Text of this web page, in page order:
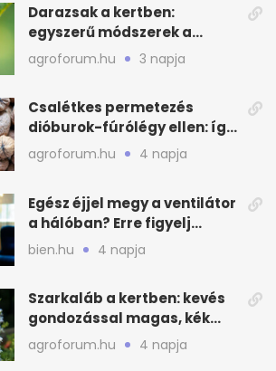
Darazsak a kertben:
egyszerű módszerek a
távoltartásukra nyáron
agroforum.hu 3 napja
Csalétkes permetezés
dióburok-fúrólégy ellen: így
csináld a kertben
agroforum.hu 4 napja
Egész éjjel megy a ventilátor
a hálóban? Erre figyelj
alvásnál nyáron
bien.hu 4 napja
Szarkaláb a kertben: kevés
gondozással magas, kék
virágfalat ad
agroforum.hu 4 napja